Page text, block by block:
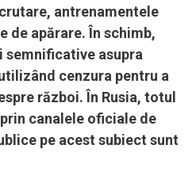
antrenamentele
apărare. În schimb,
semnificative asupra
cenzura pentru a
război. În Rusia, totul
canalele oficiale de
pe acest subiect sunt